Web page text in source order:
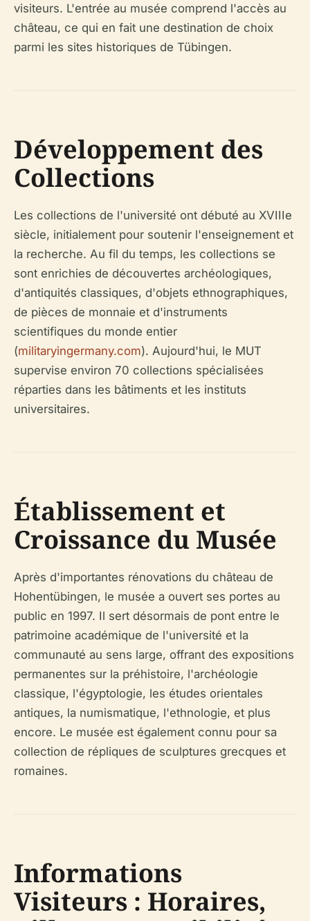
visiteurs. L'entrée au musée comprend l'accès au
château, ce qui en fait une destination de choix
parmi les sites historiques de Tübingen.
Développement des
Collections
Les collections de l'université ont débuté au XVIIIe
siècle, initialement pour soutenir l'enseignement et
la recherche. Au fil du temps, les collections se
sont enrichies de découvertes archéologiques,
d'antiquités classiques, d'objets ethnographiques,
de pièces de monnaie et d'instruments
scientifiques du monde entier
(militaryingermany.com). Aujourd'hui, le MUT
supervise environ 70 collections spécialisées
réparties dans les bâtiments et les instituts
universitaires.
Établissement et
Croissance du Musée
Après d'importantes rénovations du château de
Hohentübingen, le musée a ouvert ses portes au
public en 1997. Il sert désormais de pont entre le
patrimoine académique de l'université et la
communauté au sens large, offrant des expositions
permanentes sur la préhistoire, l'archéologie
classique, l'égyptologie, les études orientales
antiques, la numismatique, l'ethnologie, et plus
encore. Le musée est également connu pour sa
collection de répliques de sculptures grecques et
romaines.
Informations
Visiteurs : Horaires,